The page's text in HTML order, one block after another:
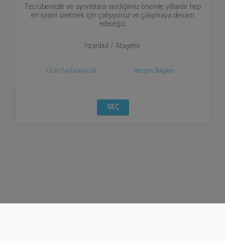
Tecrübemizle ve ayrıntılara verdiğimiz önemle yıllardır hep
en iyisini üretmek için çalışıyoruz ve çalışmaya devam
edeceğiz.
İstanbul / Ataşehir
Ürün Sayfasına Git İletişim Bilgileri
SEÇ